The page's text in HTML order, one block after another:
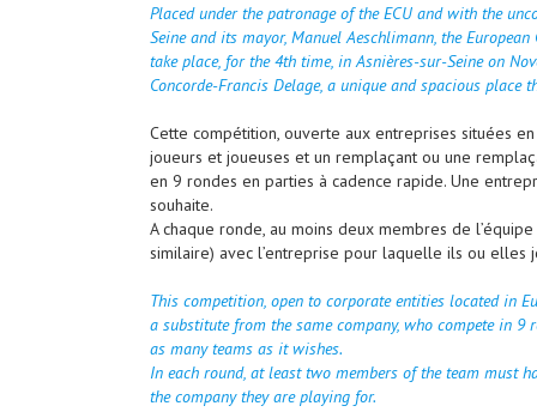
Placed under the patronage of the ECU and with the
Seine and its mayor, Manuel Aeschlimann, the
take place, for the 4th time, in Asnières-sur-Seine on
Concorde-Francis Delage, a unique and spacious
Cette compétition, ouverte aux entreprises situées
joueurs et joueuses et un remplaçant ou une
en 9 rondes en parties à cadence rapide. Une
souhaite.
A chaque ronde, au moins deux membres de
similaire) avec l’entreprise pour laquelle ils ou elles
This competition, open to corporate entities located in
a substitute from the same company, who compete in 9
as many teams as it wishes.
In each round, at least two members of the team must
the company they are playing for.